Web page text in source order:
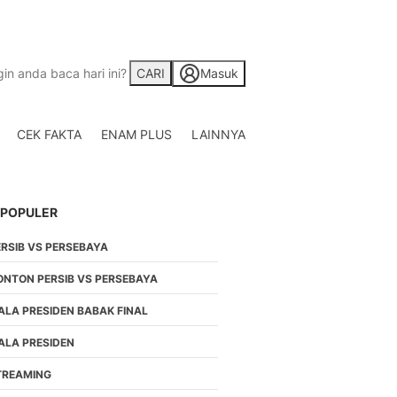
CARI Masuk
CEK FAKTA ENAM PLUS
LAINNYA
VS PERSEBAYA
PERSIB VS PERSEBAYA
PRESIDEN BABAK FINAL
PRESIDEN